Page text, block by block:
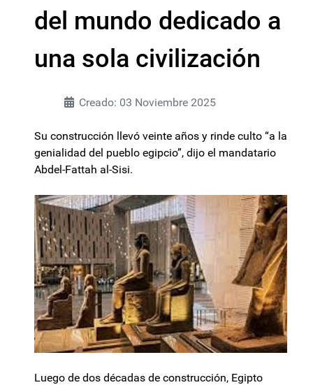
del mundo dedicado a
una sola civilización
Creado: 03 Noviembre 2025
Su construcción llevó veinte años y rinde culto “a la
genialidad del pueblo egipcio”, dijo el mandatario
Abdel-Fattah al-Sisi.
Luego de dos décadas de construcción, Egipto